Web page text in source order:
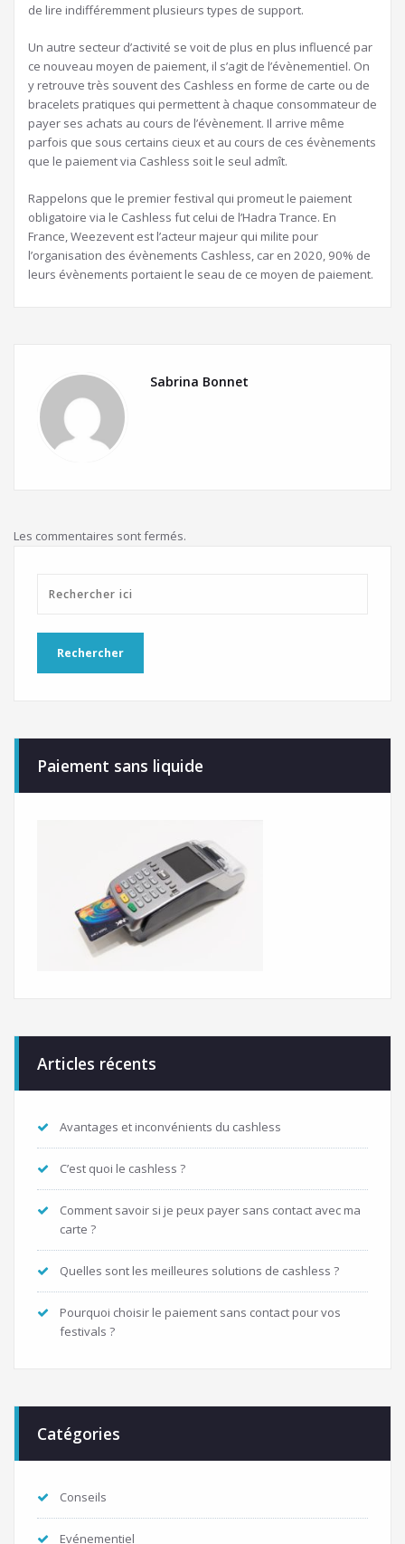
de lire indifféremment plusieurs types de support.
Un autre secteur d’activité se voit de plus en plus influencé par
ce nouveau moyen de paiement, il s’agit de l’évènementiel. On
y retrouve très souvent des Cashless en forme de carte ou de
bracelets pratiques qui permettent à chaque consommateur de
payer ses achats au cours de l’évènement. Il arrive même
parfois que sous certains cieux et au cours de ces évènements
que le paiement via Cashless soit le seul admît.
Rappelons que le premier festival qui promeut le paiement
obligatoire via le Cashless fut celui de l’Hadra Trance. En
France, Weezevent est l’acteur majeur qui milite pour
l’organisation des évènements Cashless, car en 2020, 90% de
leurs évènements portaient le seau de ce moyen de paiement.
Sabrina Bonnet
Les commentaires sont fermés.
Paiement sans liquide
Articles récents
Avantages et inconvénients du cashless
C’est quoi le cashless ?
Comment savoir si je peux payer sans contact avec ma
carte ?
Quelles sont les meilleures solutions de cashless ?
Pourquoi choisir le paiement sans contact pour vos
festivals ?
Catégories
Conseils
Evénementiel